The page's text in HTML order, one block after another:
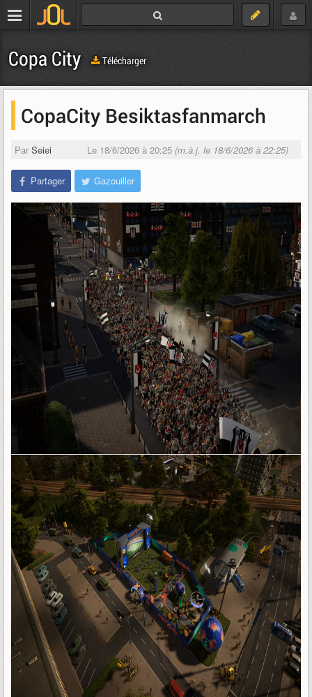
Copa City Télécharger
CopaCity Besiktasfanmarch
Par Seiei Le 18/6/2026 à 20:25 (m.à.j. le 18/6/2026 à 22:25)
Partager Gazouiller